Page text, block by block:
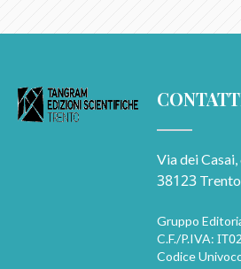
Via dei Casai,
38123
Gruppo
C.F./P.IVA:
Codice